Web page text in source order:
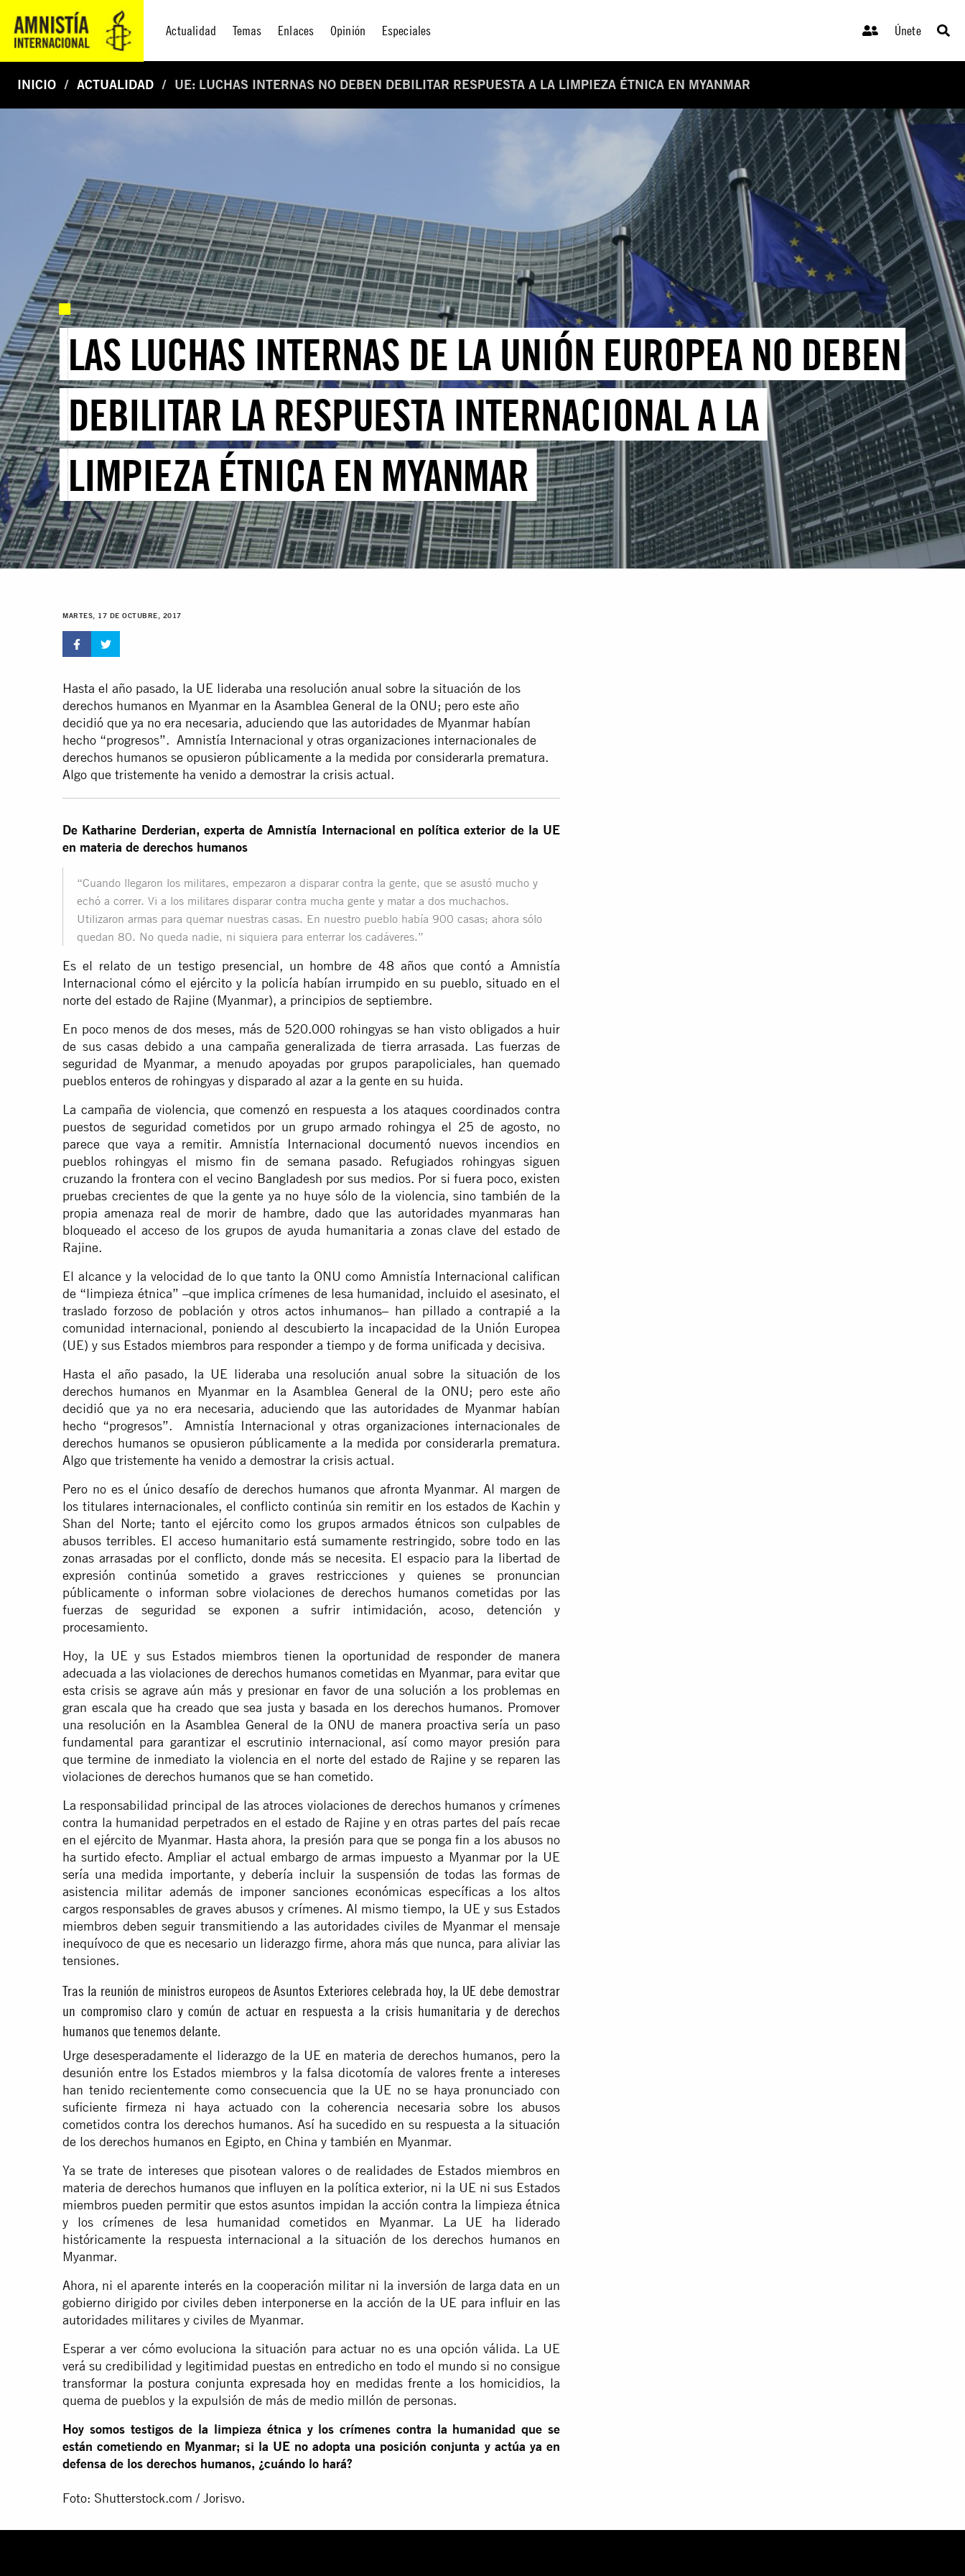
Actualidad Temas Enlaces Opinión Especiales Únete
INICIO ACTUALIDAD UE: LUCHAS INTERNAS NO DEBEN DEBILITAR RESPUESTA A LA LIMPIEZA ÉTNICA EN MYANMAR
LAS LUCHAS INTERNAS DE LA UNIÓN EUROPEA NO DEBEN
DEBILITAR LA RESPUESTA INTERNACIONAL A LA
LIMPIEZA ÉTNICA EN MYANMAR
MARTES, 17 DE OCTUBRE, 2017
Hasta el año pasado, la UE lideraba una resolución anual sobre la situación de los
derechos humanos en Myanmar en la Asamblea General de la ONU; pero este año
decidió que ya no era necesaria, aduciendo que las autoridades de Myanmar habían
hecho “progresos”. Amnistía Internacional y otras organizaciones internacionales de
derechos humanos se opusieron públicamente a la medida por considerarla prematura.
Algo que tristemente ha venido a demostrar la crisis actual.
De Katharine Derderian, experta de Amnistía Internacional en política exterior de la UE
en materia de derechos humanos
“Cuando llegaron los militares, empezaron a disparar contra la gente, que se asustó mucho y
echó a correr. Vi a los militares disparar contra mucha gente y matar a dos muchachos.
Utilizaron armas para quemar nuestras casas. En nuestro pueblo había 900 casas; ahora sólo
quedan 80. No queda nadie, ni siquiera para enterrar los cadáveres.”
Es el relato de un testigo presencial, un hombre de 48 años que contó a Amnistía
Internacional cómo el ejército y la policía habían irrumpido en su pueblo, situado en el
norte del estado de Rajine (Myanmar), a principios de septiembre.
En poco menos de dos meses, más de 520.000 rohingyas se han visto obligados a huir
de sus casas debido a una campaña generalizada de tierra arrasada. Las fuerzas de
seguridad de Myanmar, a menudo apoyadas por grupos parapoliciales, han quemado
pueblos enteros de rohingyas y disparado al azar a la gente en su huida.
La campaña de violencia, que comenzó en respuesta a los ataques coordinados contra
puestos de seguridad cometidos por un grupo armado rohingya el 25 de agosto, no
parece que vaya a remitir. Amnistía Internacional documentó nuevos incendios en
pueblos rohingyas el mismo fin de semana pasado. Refugiados rohingyas siguen
cruzando la frontera con el vecino Bangladesh por sus medios. Por si fuera poco, existen
pruebas crecientes de que la gente ya no huye sólo de la violencia, sino también de la
propia amenaza real de morir de hambre, dado que las autoridades myanmaras han
bloqueado el acceso de los grupos de ayuda humanitaria a zonas clave del estado de
Rajine.
El alcance y la velocidad de lo que tanto la ONU como Amnistía Internacional califican
de “limpieza étnica” –que implica crímenes de lesa humanidad, incluido el asesinato, el
traslado forzoso de población y otros actos inhumanos– han pillado a contrapié a la
comunidad internacional, poniendo al descubierto la incapacidad de la Unión Europea
(UE) y sus Estados miembros para responder a tiempo y de forma unificada y decisiva.
Hasta el año pasado, la UE lideraba una resolución anual sobre la situación de los
derechos humanos en Myanmar en la Asamblea General de la ONU; pero este año
decidió que ya no era necesaria, aduciendo que las autoridades de Myanmar habían
hecho “progresos”. Amnistía Internacional y otras organizaciones internacionales de
derechos humanos se opusieron públicamente a la medida por considerarla prematura.
Algo que tristemente ha venido a demostrar la crisis actual.
Pero no es el único desafío de derechos humanos que afronta Myanmar. Al margen de
los titulares internacionales, el conflicto continúa sin remitir en los estados de Kachin y
Shan del Norte; tanto el ejército como los grupos armados étnicos son culpables de
abusos terribles. El acceso humanitario está sumamente restringido, sobre todo en las
zonas arrasadas por el conflicto, donde más se necesita. El espacio para la libertad de
expresión continúa sometido a graves restricciones y quienes se pronuncian
públicamente o informan sobre violaciones de derechos humanos cometidas por las
fuerzas de seguridad se exponen a sufrir intimidación, acoso, detención y
procesamiento.
Hoy, la UE y sus Estados miembros tienen la oportunidad de responder de manera
adecuada a las violaciones de derechos humanos cometidas en Myanmar, para evitar que
esta crisis se agrave aún más y presionar en favor de una solución a los problemas en
gran escala que ha creado que sea justa y basada en los derechos humanos. Promover
una resolución en la Asamblea General de la ONU de manera proactiva sería un paso
fundamental para garantizar el escrutinio internacional, así como mayor presión para
que termine de inmediato la violencia en el norte del estado de Rajine y se reparen las
violaciones de derechos humanos que se han cometido.
La responsabilidad principal de las atroces violaciones de derechos humanos y crímenes
contra la humanidad perpetrados en el estado de Rajine y en otras partes del país recae
en el ejército de Myanmar. Hasta ahora, la presión para que se ponga fin a los abusos no
ha surtido efecto. Ampliar el actual embargo de armas impuesto a Myanmar por la UE
sería una medida importante, y debería incluir la suspensión de todas las formas de
asistencia militar además de imponer sanciones económicas específicas a los altos
cargos responsables de graves abusos y crímenes. Al mismo tiempo, la UE y sus Estados
miembros deben seguir transmitiendo a las autoridades civiles de Myanmar el mensaje
inequívoco de que es necesario un liderazgo firme, ahora más que nunca, para aliviar las
tensiones.
Tras la reunión de ministros europeos de Asuntos Exteriores celebrada hoy, la UE debe demostrar
un compromiso claro y común de actuar en respuesta a la crisis humanitaria y de derechos
humanos que tenemos delante.
Urge desesperadamente el liderazgo de la UE en materia de derechos humanos, pero la
desunión entre los Estados miembros y la falsa dicotomía de valores frente a intereses
han tenido recientemente como consecuencia que la UE no se haya pronunciado con
suficiente firmeza ni haya actuado con la coherencia necesaria sobre los abusos
cometidos contra los derechos humanos. Así ha sucedido en su respuesta a la situación
de los derechos humanos en Egipto, en China y también en Myanmar.
Ya se trate de intereses que pisotean valores o de realidades de Estados miembros en
materia de derechos humanos que influyen en la política exterior, ni la UE ni sus Estados
miembros pueden permitir que estos asuntos impidan la acción contra la limpieza étnica
y los crímenes de lesa humanidad cometidos en Myanmar. La UE ha liderado
históricamente la respuesta internacional a la situación de los derechos humanos en
Myanmar.
Ahora, ni el aparente interés en la cooperación militar ni la inversión de larga data en un
gobierno dirigido por civiles deben interponerse en la acción de la UE para influir en las
autoridades militares y civiles de Myanmar.
Esperar a ver cómo evoluciona la situación para actuar no es una opción válida. La UE
verá su credibilidad y legitimidad puestas en entredicho en todo el mundo si no consigue
transformar la postura conjunta expresada hoy en medidas frente a los homicidios, la
quema de pueblos y la expulsión de más de medio millón de personas.
Hoy somos testigos de la limpieza étnica y los crímenes contra la humanidad que se
están cometiendo en Myanmar; si la UE no adopta una posición conjunta y actúa ya en
defensa de los derechos humanos, ¿cuándo lo hará?
Foto: Shutterstock.com / Jorisvo.